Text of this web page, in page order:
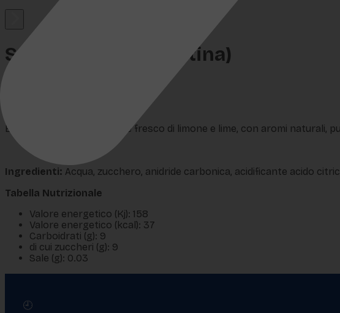
Sprite (24x0,33l Lattina)
Bevanda dal gusto deciso e fresco di limone e lime, con aromi naturali,
Ingredienti: Acqua, zucchero, anidride carbonica, acidificante acido
Tabella Nutrizionale
Valore energetico (Kj): 158
Valore energetico (kcal): 37
Carboidrati (g): 9
di cui zuccheri (g): 9
Sale (g): 0.03
🕘